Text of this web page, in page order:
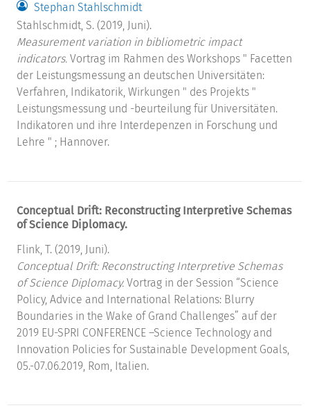
Stephan Stahlschmidt
Stahlschmidt, S. (2019, Juni).
Measurement variation in bibliometric impact
indicators. Vortrag im Rahmen des Workshops " Facetten
der Leistungsmessung an deutschen Universitäten:
Verfahren, Indikatorik, Wirkungen " des Projekts "
Leistungsmessung und -beurteilung für Universitäten.
Indikatoren und ihre Interdepenzen in Forschung und
Lehre " ; Hannover.
Conceptual Drift: Reconstructing Interpretive Schemas
of Science Diplomacy.
Flink, T. (2019, Juni).
Conceptual Drift: Reconstructing Interpretive Schemas
of Science Diplomacy. Vortrag in der Session “Science
Policy, Advice and International Relations: Blurry
Boundaries in the Wake of Grand Challenges” auf der
2019 EU-SPRI CONFERENCE –Science Technology and
Innovation Policies for Sustainable Development Goals,
05.-07.06.2019, Rom, Italien.